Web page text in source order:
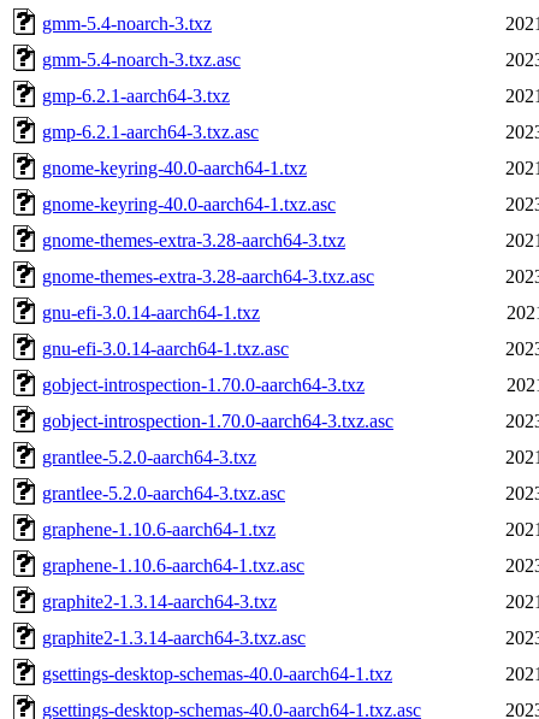
gmm-5.4-noarch-3.txz
gmm-5.4-noarch-3.txz.asc
gmp-6.2.1-aarch64-3.txz
gmp-6.2.1-aarch64-3.txz.asc
gnome-keyring-40.0-aarch64-1.txz
gnome-keyring-40.0-aarch64-1.txz.asc
gnome-themes-extra-3.28-aarch64-3.txz
gnome-themes-extra-3.28-aarch64-3.txz.asc
gnu-efi-3.0.14-aarch64-1.txz
gnu-efi-3.0.14-aarch64-1.txz.asc
gobject-introspection-1.70.0-aarch64-3.txz
gobject-introspection-1.70.0-aarch64-3.txz.asc
grantlee-5.2.0-aarch64-3.txz
grantlee-5.2.0-aarch64-3.txz.asc
graphene-1.10.6-aarch64-1.txz
graphene-1.10.6-aarch64-1.txz.asc
graphite2-1.3.14-aarch64-3.txz
graphite2-1.3.14-aarch64-3.txz.asc
gsettings-desktop-schemas-40.0-aarch64-1.txz
gsettings-desktop-schemas-40.0-aarch64-1.txz.asc